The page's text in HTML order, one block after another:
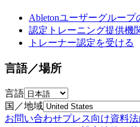
Abletonユーザーグループ
認定トレーニング提供機
トレーナー認定を受ける
言語／場所
言語
国／地域
お問い合わせプレス向け資料